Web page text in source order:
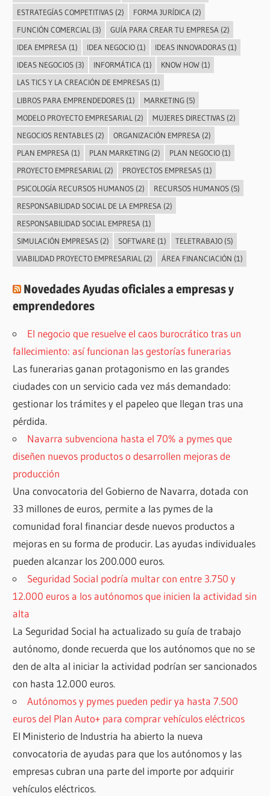
ESTRATEGÍAS COMPETITIVAS(2) FORMA JURÍDICA (2)
FUNCIÓN COMERCIAL (3) GUÍA PARA CREAR TU EMPRESA (2)
IDEA EMPRESA (1) IDEA NEGOCIO(1) IDEAS INNOVADORAS(1)
IDEAS NEGOCIOS(3) INFORMÁTICA(1) KNOW HOW(1)
LAS TICS Y LA CREACIÓN DE EMPRESAS(1)
LIBROS PARA EMPRENDEDORES(1) MARKETING(5)
MODELO PROYECTO EMPRESARIAL (2) MUJERES DIRECTIVAS(2)
NEGOCIOS RENTABLES(2) ORGANIZACIÓN EMPRESA (2)
PLAN EMPRESA(1) PLAN MARKETING(2) PLAN NEGOCIO(1)
PROYECTO EMPRESARIAL(2) PROYECTOS EMPRESAS(1)
PSICOLOGÍA RECURSOS HUMANOS(2) RECURSOS HUMANOS(5)
RESPONSABILIDAD SOCIAL DE LA EMPRESA (2)
RESPONSABILIDAD SOCIAL EMPRESA (1)
SIMULACIÓN EMPRESAS(2) SOFTWARE (1) TELETRABAJO(5)
VIABILIDAD PROYECTO EMPRESARIAL(2) ÁREA FINANCIACIÓN (1)
Novedades Ayudas oficiales a empresas y
emprendedores
El negocio que resuelve el caos burocrático tras un
fallecimiento: así funcionan las gestorías funerarias
Las funerarias ganan protagonismo en las grandes
ciudades con un servicio cada vez más demandado:
gestionar los trámites y el papeleo que llegan tras una
pérdida.
Navarra subvenciona hasta el 70% a pymes que
diseñen nuevos productos o desarrollen mejoras de
producción
Una convocatoria del Gobierno de Navarra, dotada con
33 millones de euros, permite a las pymes de la
comunidad foral financiar desde nuevos productos a
mejoras en su forma de producir. Las ayudas individuales
pueden alcanzar los 200.000 euros.
Seguridad Social podría multar con entre 3.750 y
12.000 euros a los autónomos que inicien la actividad sin
alta
La Seguridad Social ha actualizado su guía de trabajo
autónomo, donde recuerda que los autónomos que no se
den de alta al iniciar la actividad podrían ser sancionados
con hasta 12.000 euros.
Autónomos y pymes pueden pedir ya hasta 7.500
euros del Plan Auto+ para comprar vehículos eléctricos
El Ministerio de Industria ha abierto la nueva
convocatoria de ayudas para que los autónomos y las
empresas cubran una parte del importe por adquirir
vehículos eléctricos.